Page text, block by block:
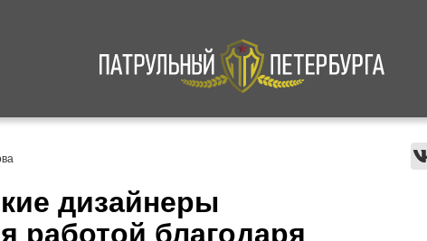
Происшествия
дизайнеры
работой благодаря